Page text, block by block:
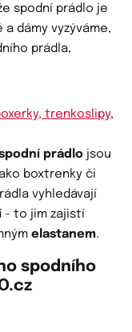
spodní prádlo je
dámy vyzýváme,
prádla,
trenkoslipy,
prádlo jsou
boxtrenky či
vyhledávají
- to jim zajistí
elastanem.
spodního